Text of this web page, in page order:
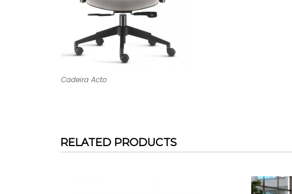
Cadeira Acto
RELATED PRODUCTS